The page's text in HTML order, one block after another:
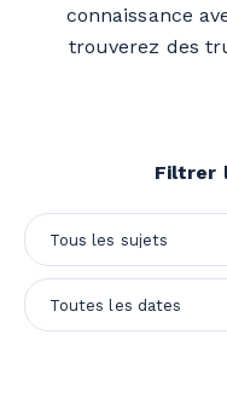
connaissance
trouverez des
Filtrer